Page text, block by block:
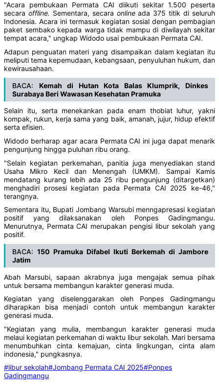
"Acara pembukaan Permata CAI diikuti sekitar 1.500 peserta
secara offline. Sementara, secara onlineada 375 titik di seluruh
Indonesia. Acara ini termasuk kegiatan sosial dengan pembagian
paket sembako kepada warga tidak mampu di diwilayah sekitar
tempat acara," ungkap Widodo usai pembukaan Permata CAI.
Adapun penguatan materi yang disampaikan dalam kegiatan itu
meliputi tema kepemudaan, kebangsaan, penyuluhan hukum, dan
kewirausahaan.
BACA: Kemah di Hutan Kota Balas Klumprik, Dinkes
Surabaya Beri Wawasan Kesehatan Pramuka
Selain itu, serta menekankan pada enam thobiat luhur, yakni
kompak, rukun, kerja sama yang baik, amanah, jujur, hidup efektif
serta efisien.
Widodo berharap agar acara Permata CAI ini juga dapat menarik
pengunjung hingga puluhan ribu orang.
"Selain kegiatan perkemahan, panitia juga menyediakan stand
Usaha Mikro Kecil dan Menengah (UMKM). Sampai Kamis
mendatang kurang lebih ada 25 ribu pengunjung (ditargetkan)
menghadiri prosesi kegiatan pada Permata CAI 2025 ke-46,"
terangnya.
Sementara itu, Bupati Jombang Warsubi menngapresasi kegiatan
positif yang dilaksanakan oleh Ponpes Gadingmangu.
Menurutnya, Permata CAI merupakan pengisi libur sekolah yang
positif.
BACA: 150 Pramuka Difabel Ikuti Berkemah di Jambore
Jatim
Abah Marsubi, sapaan akrabnya juga mengajak semua pihak
untuk bersama membangun karakter generasi muda.
Kegiatan yang diselenggarakan oleh Ponpes Gadingmangu
diharapkan bisa menjadi contoh untuk membangun karakter
generasi muda.
"Kegiatan yang mulia, membangun karakter generasi muda
melaui kegiatan perkemahan di waktu libur sekolah. Mari bersama
menumbuhkan cinta kemajuan, cinta lingkungan, cinta alam
indonesia," pungkasnya.
#libur sekolah#Jombang Permata CAI 2025#Ponpes
Gadingmangu